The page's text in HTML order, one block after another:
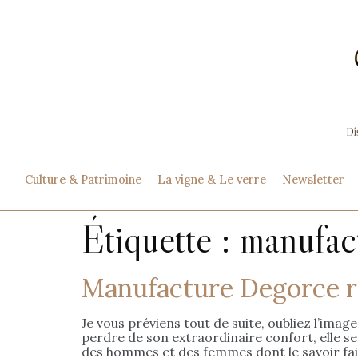
Culture & Patrimoine La vigne & Le verre Newsletter
Étiquette :
Manufacture Degorce
Je vous préviens tout de suite, oubliez
perdre de son extraordinaire confort, elle
des hommes et des femmes dont le savoir